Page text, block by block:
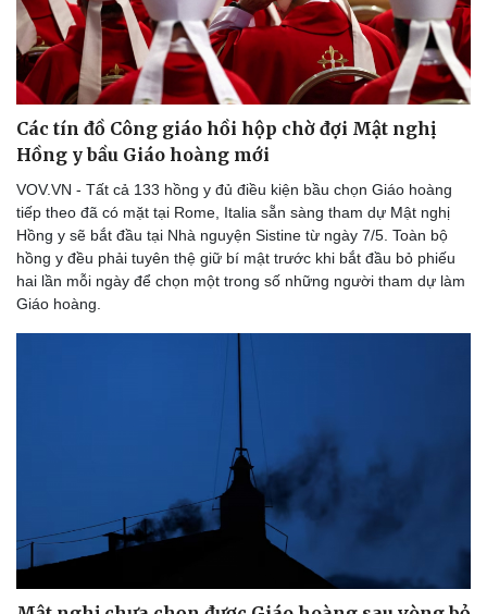
Các tín đồ Công giáo hồi hộp chờ đợi Mật nghị
Hồng y bầu Giáo hoàng mới
VOV.VN - Tất cả 133 hồng y đủ điều kiện bầu chọn Giáo hoàng
tiếp theo đã có mặt tại Rome, Italia sẵn sàng tham dự Mật nghị
Hồng y sẽ bắt đầu tại Nhà nguyện Sistine từ ngày 7/5. Toàn bộ
hồng y đều phải tuyên thệ giữ bí mật trước khi bắt đầu bỏ phiếu
hai lần mỗi ngày để chọn một trong số những người tham dự làm
Giáo hoàng.